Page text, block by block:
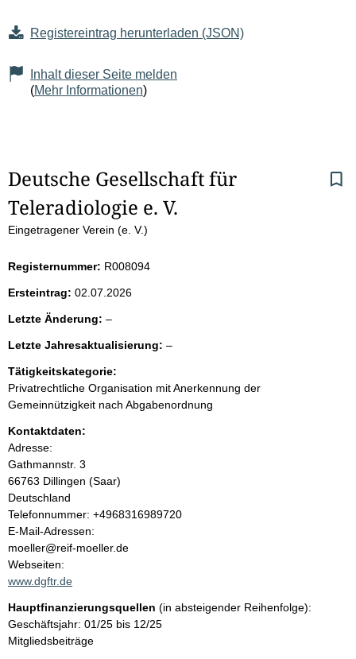
Registereintrag herunterladen (JSON)
Inhalt dieser Seite melden
(Mehr Informationen)
S
e
t
e
n
i
n
h
a
l
t
Deutsche Gesellschaft für
Teleradiologie e. V.
Eingetragener Verein (e. V.)
Registernummer: R008094
Ersteintrag: 02.07.2026
Letzte Änderung: –l
e
r
Letzte Jahresaktualisierung: –l
r
Tätigkeitskategorie:
Privatrechtliche Organisation mit Anerkennung der
Gemeinnützigkeit nach Abgabenordnung
Kontaktdaten:
Adresse:
Gathmannstr. 3
66763 Dillingen (Saar)
Deutschland
K
o
n
t
a
t
i
n
Telefonnummer: +4968316989720
E-Mail-Adressen:
moeller@reif-moeller.de
Webseiten:
www.dgftr.de
Hauptfinanzierungsquellen (in absteigender Reihenfolge):
Geschäftsjahr: 01/25 bis 12/25
Mitgliedsbeiträge